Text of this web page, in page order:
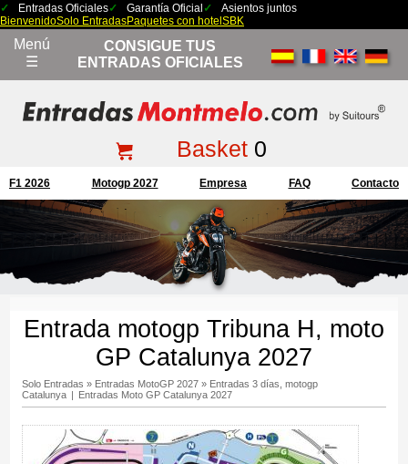
Entradas Oficiales Garantía Oficial
Asientos juntos
BienvenidoSolo EntradasPaquetes con hotel SBK
Menú
☰
CONSIGUE TUS
ENTRADAS OFICIALES
Basket0
F1 2026 Motogp 2027 Empresa FAQ Contacto
Entrada motogp Tribuna H, moto
GP Catalunya 2027
Solo Entradas » Entradas MotoGP 2027» Entradas 3 días, motogp
Catalunya
Entradas Moto GP Catalunya 2027